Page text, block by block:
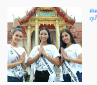
ฝน
ภูเ